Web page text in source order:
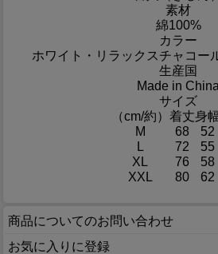
素材
綿100%
カラー
ホワイト・リラックスチャコー
生産国
Made in
サイズ
（cm/約） 着丈身
M
68 52
L
72 55
XL
76 58
XXL
80 62
商品についてのお問い合わせ
お気に入りに登録